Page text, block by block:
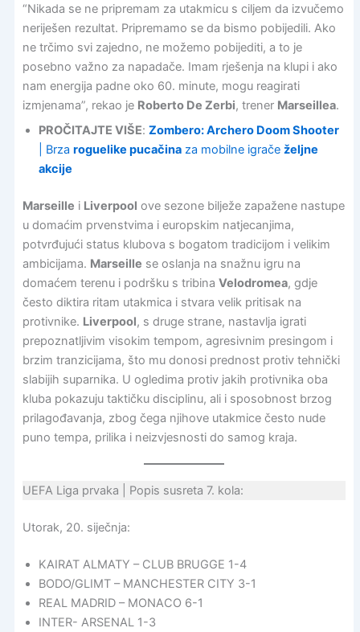
“Nikada se ne pripremam za utakmicu s ciljem da izvučemo
neriješen rezultat. Pripremamo se da bismo pobijedili. Ako
ne trčimo svi zajedno, ne možemo pobijediti, a to je
posebno važno za napadače. Imam rješenja na klupi i ako
nam energija padne oko 60. minute, mogu reagirati
izmjenama”, rekao je Roberto De Zerbi, trener Marseillea.
PROČITAJTE VIŠE: Zombero: Archero Doom Shooter
| Brza roguelike pucačinaza mobilne igrače željne
akcije
Marseille i Liverpool ove sezone bilježe zapažene nastupe
u domaćim prvenstvima i europskim natjecanjima,
potvrđujući status klubova s bogatom tradicijom i velikim
ambicijama. Marseille se oslanja na snažnu igru na
domaćem terenu i podršku s tribina Velodromea, gdje
često diktira ritam utakmica i stvara velik pritisak na
protivnike. Liverpool, s druge strane, nastavlja igrati
prepoznatljivim visokim tempom, agresivnim presingom i
brzim tranzicijama, što mu donosi prednost protiv tehnički
slabijih suparnika. U ogledima protiv jakih protivnika oba
kluba pokazuju taktičku disciplinu, ali i sposobnost brzog
prilagođavanja, zbog čega njihove utakmice često nude
puno tempa, prilika i neizvjesnosti do samog kraja.
UEFA Liga prvaka | Popis susreta 7. kola:
Utorak, 20. siječnja:
KAIRAT ALMATY – CLUB BRUGGE 1-4
BODO/GLIMT – MANCHESTER CITY 3-1
REAL MADRID – MONACO 6-1
INTER- ARSENAL 1-3